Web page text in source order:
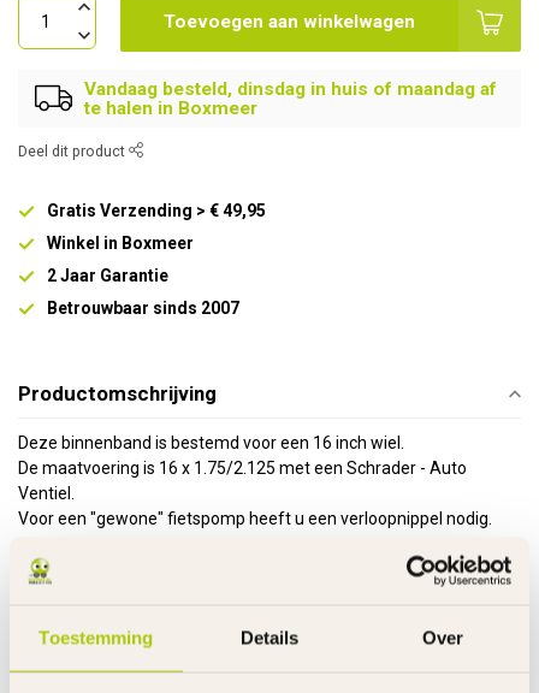
Toestemming Details Over
Toevoegen aan winkelwagen
Vandaag besteld, dinsdag in huis of maandag af
te halen in Boxmeer
Deel dit product
Gratis Verzending > € 49,95
Winkel in Boxmeer
2 Jaar Garantie
Betrouwbaar sinds 2007
Productomschrijving
Deze binnenband is bestemd voor een 16 inch wiel.
De maatvoering is 16 x 1.75/2.125 met een Schrader - Auto
Ventiel.
Voor een "gewone" fietspomp heeft u een verloopnippel nodig.
Specificaties
Gerelateerde producten